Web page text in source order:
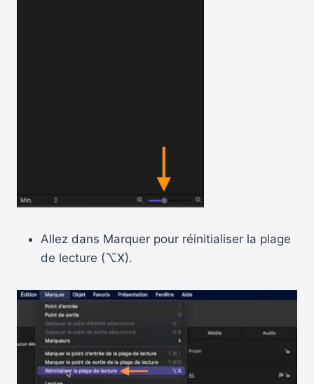
Allez dans Marquer pour réinitialiser la plage
de lecture (⌥X).